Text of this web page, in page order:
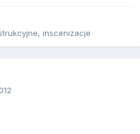
inscenizacje